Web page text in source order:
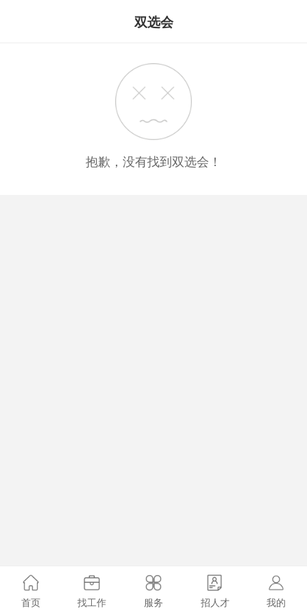
双选会
抱歉，没有找到双选会！
首页 找工作 服务 招人才 我的